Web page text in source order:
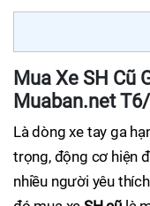
Mua Xe SH Cũ
Muaban.net
Là dòng xe tay ga
trọng, động cơ hiện
nhiều người yêu